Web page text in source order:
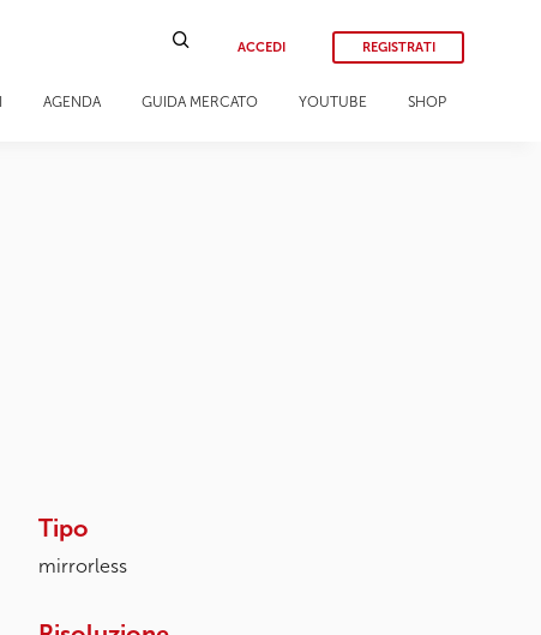
ACCEDI REGISTRATI
AGENDA GUIDA MERCATO YOUTUBE SHOP
Tipo
mirrorless